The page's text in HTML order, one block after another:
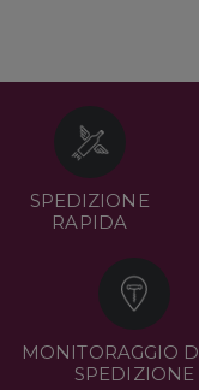
SPEDIZIONE
RAPIDA
MONITORAGGIO
SPEDIZIONE